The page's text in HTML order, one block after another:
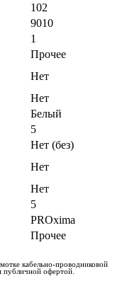
102
9010
1
Прочее
Нет
Нет
Белый
5
Нет (без)
Нет
Нет
5
PROxima
Прочее
кабельно-проводниковой
публичной офертой.